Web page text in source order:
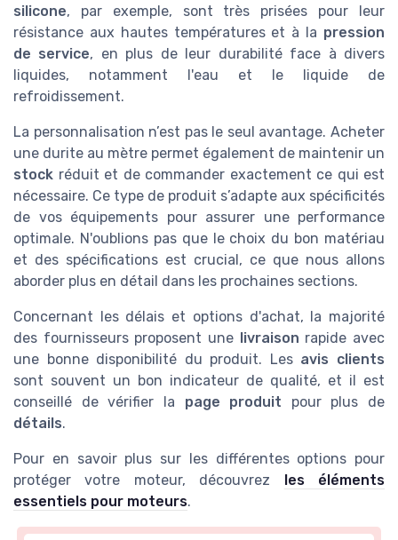
silicone, par exemple, sont très prisées pour leur
résistance aux hautes températures et à la pression
de service, en plus de leur durabilité face à divers
liquides, notamment l'eau et le liquide de
refroidissement.
La personnalisation n’est pas le seul avantage. Acheter
une durite au mètre permet également de maintenir un
stock réduit et de commander exactement ce qui est
nécessaire. Ce type de produit s’adapte aux spécificités
de vos équipements pour assurer une performance
optimale. N'oublions pas que le choix du bon matériau
et des spécifications est crucial, ce que nous allons
aborder plus en détail dans les prochaines sections.
Concernant les délais et options d'achat, la majorité
des fournisseurs proposent une
livraison rapide avec
une bonne disponibilité du produit. Les avis clients
sont souvent un bon indicateur de qualité, et il est
conseillé de vérifier la page produit pour plus de
détails.
Pour en savoir plus sur les différentes options pour
protéger votre moteur, découvrez
les éléments
essentiels pour moteurs.